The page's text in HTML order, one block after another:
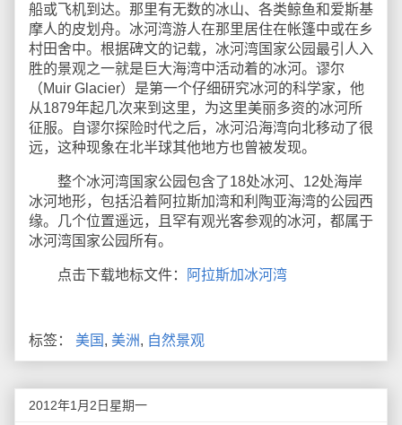
船或飞机到达。那里有无数的冰山、各类鲸鱼和爱斯基
摩人的皮划舟。冰河湾游人在那里居住在帐篷中或在乡
村田舍中。根据碑文的记载，冰河湾国家公园最引人入
胜的景观之一就是巨大海湾中活动着的冰河。谬尔
（Muir Glacier）是第一个仔细研究冰河的科学家，他
从1879年起几次来到这里，为这里美丽多资的冰河所
征服。自谬尔探险时代之后，冰河沿海湾向北移动了很
远，这种现象在北半球其他地方也曾被发现。
整个冰河湾国家公园包含了18处冰河、12处海岸
冰河地形，包括沿着阿拉斯加湾和利陶亚海湾的公园西
缘。几个位置遥远，且罕有观光客参观的冰河，都属于
冰河湾国家公园所有。
点击下载地标文件： 阿拉斯加冰河湾
标签： 美国 , 美洲, 自然景观
2012年1月2日星期一